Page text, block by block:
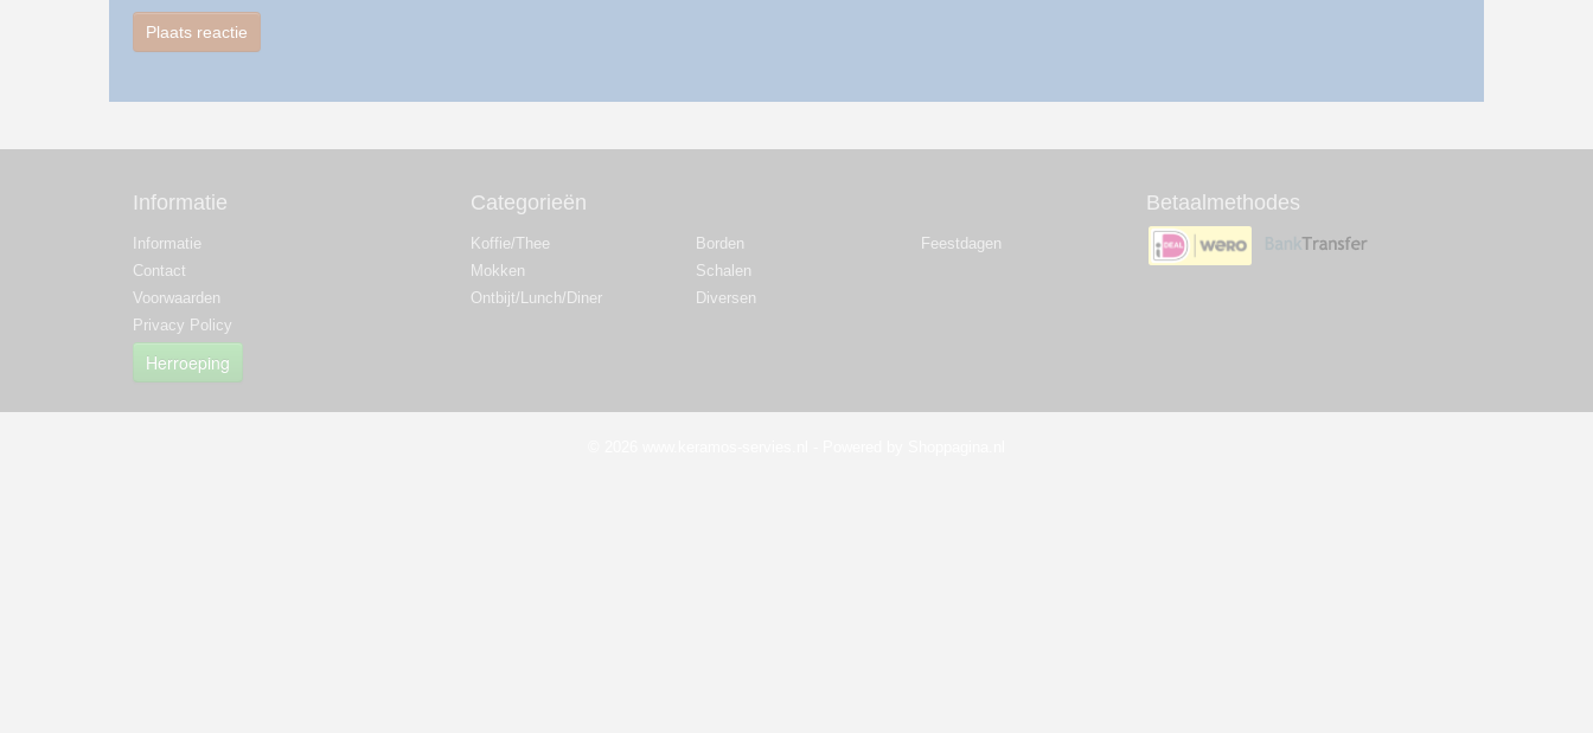
Plaats reactie
Informatie
Informatie
Contact
Voorwaarden
Privacy Policy
Herroeping
Categorieën
Koffie/Thee
Mokken
Ontbijt/Lunch/Diner
Borden
Schalen
Diversen
Feestdagen
Betaalmethodes